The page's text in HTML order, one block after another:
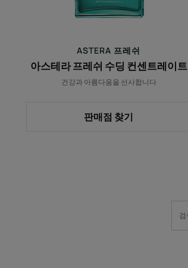
컨
센
레
이
트
ASTERA 프레쉬
아스테라 프레쉬 수딩 컨센트레이트
건강과 아름다움을 선사합니다
판매점 찾기